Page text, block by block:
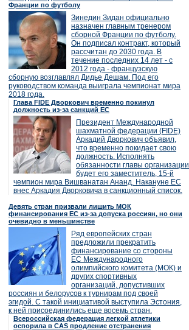
Франции по футболу
Зинедин Зидан официально
назначен главным тренером
сборной Франции по футболу.
Он подписал контракт, который
рассчитан до 2030 года. В
течение последних 14 лет - с
2012 года - французскую
сборную возглавлял Дидье Дешам. Под его
руководством команда выиграла чемпионат мира
2018 года.
Глава FIDE Дворкович временно покинул
должность из-за санкций ЕС
Президент Международной
шахматной федерации (FIDE)
Аркадий Дворкович объявил,
что временно покидает свою
должность. Исполнять
обязанности главы организации
будет его заместитель, 15-й
чемпион мира Вишванатан Ананд. Накануне ЕС
внес Аркадия Дворковича в санкционный список.
Девять стран призвали лишить МОК
финансирования ЕС из-за допуска россиян, но они
очевидно в меньшинстве
Ряд европейских стран
предложили прекратить
финансирование со стороны
ЕС Международного
олимпийского комитета (МОК) и
других спортивных
организаций, допустивших
россиян и белорусов к турнирам под своей
эгидой. С такой инициативой выступила Эстония,
к ней присоединились еще восемь стран.
Всероссийская федерация легкой атлетики
оспорила в CAS продление отстранения